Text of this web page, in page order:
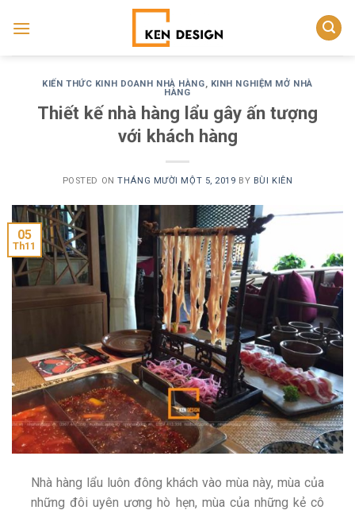
KIẾN THỨC KINH DOANH NHÀ HÀNG, KINH NGHIỆM MỞ NHÀ
HÀNG
Thiết kế nhà hàng lẩu gây ấn tượng
với khách hàng
POSTED ONTHÁNG MƯỜI MỘT 5, 2019 BY BÙI KIÊN
05
Th11
Nhà hàng lẩu luôn đông khách vào mùa này, mùa của
những đôi uyên ương hò hẹn, mùa của những kẻ cô